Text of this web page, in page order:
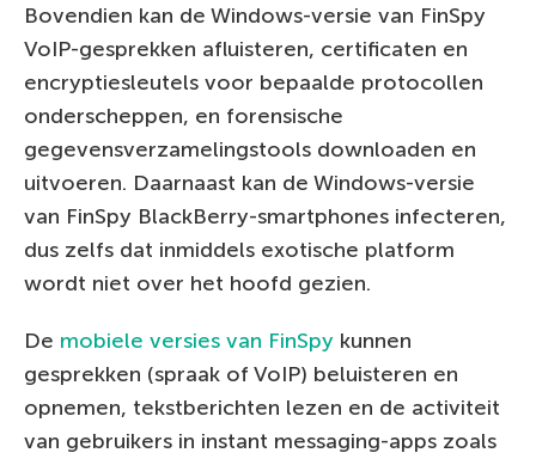
Bovendien kan de Windows-versie van FinSpy
VoIP-gesprekken afluisteren, certificaten en
encryptiesleutels voor bepaalde protocollen
onderscheppen, en forensische
gegevensverzamelingstools downloaden en
uitvoeren. Daarnaast kan de Windows-versie
van FinSpy BlackBerry-smartphones infecteren,
dus zelfs dat inmiddels exotische platform
wordt niet over het hoofd gezien.
De mobiele versies van FinSpy kunnen
gesprekken (spraak of VoIP) beluisteren en
opnemen, tekstberichten lezen en de activiteit
van gebruikers in instant messaging-apps zoals